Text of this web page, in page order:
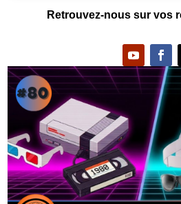
Retrouvez-nous sur vos